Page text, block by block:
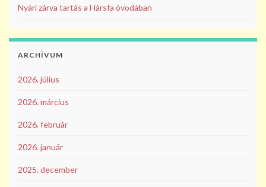
Nyári zárva tartás a Hársfa óvodában
ARCHÍVUM
2026. július
2026. március
2026. február
2026. január
2025. december